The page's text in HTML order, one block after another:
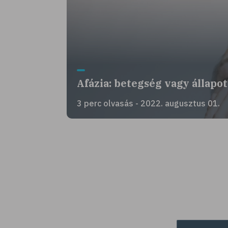
Afázia: betegség vagy
3 perc olvasás - 2022. augusztus 01.